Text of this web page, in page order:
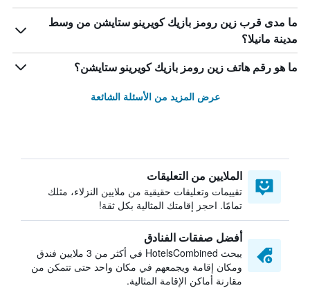
ما مدى قرب زين رومز بازيك كويرينو ستايشن من وسط
مدينة مانيلا؟
ما هو رقم هاتف زين رومز بازيك كويرينو ستايشن؟
عرض المزيد من الأسئلة الشائعة
الملايين من التعليقات
تقييمات وتعليقات حقيقية من ملايين النزلاء، مثلك
تمامًا. احجز إقامتك المثالية بكل ثقة!
أفضل صفقات الفنادق
يبحث HotelsCombined في أكثر من 3 ملايين فندق
ومكان إقامة ويجمعهم في مكان واحد حتى تتمكن من
مقارنة أماكن الإقامة المثالية.